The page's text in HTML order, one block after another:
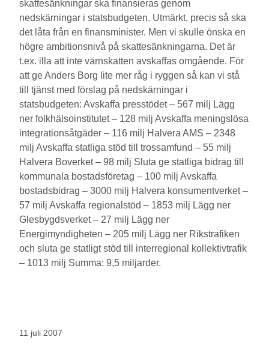
skattesänkningar ska finansieras genom
nedskärningar i statsbudgeten. Utmärkt, precis så ska
det låta från en finansminister. Men vi skulle önska en
högre ambitionsnivå på skattesänkningarna. Det är
t.ex. illa att inte värnskatten avskaffas omgående. För
att ge Anders Borg lite mer råg i ryggen så kan vi stå
till tjänst med förslag på nedskärningar i
statsbudgeten: Avskaffa presstödet – 567 milj Lägg
ner folkhälsoinstitutet – 128 milj Avskaffa meningslösa
integrationsåtgäder – 116 milj Halvera AMS – 2348
milj Avskaffa statliga stöd till trossamfund – 55 milj
Halvera Boverket – 98 milj Sluta ge statliga bidrag till
kommunala bostadsföretag – 100 milj Avskaffa
bostadsbidrag – 3000 milj Halvera konsumentverket –
57 milj Avskaffa regionalstöd – 1853 milj Lägg ner
Glesbygdsverket – 27 milj Lägg ner
Energimyndigheten – 205 milj Lägg ner Rikstrafiken
och sluta ge statligt stöd till interregional kollektivtrafik
– 1013 milj Summa: 9,5 miljarder.
11 juli 2007